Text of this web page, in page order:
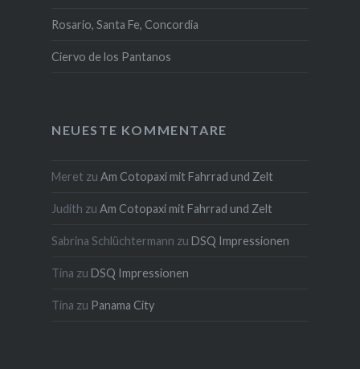
Rosario, Santa Fe, Concordia
Ciervo de los Pantanos
NEUESTE KOMMENTARE
Meret zu Am Cotopaxi mit Fahrrad und Zelt
Judith zu Am Cotopaxi mit Fahrrad und Zelt
Sabrina Schlüchtermann zu DSQ Impressionen
Tina zu DSQ Impressionen
Tina zu Panama City